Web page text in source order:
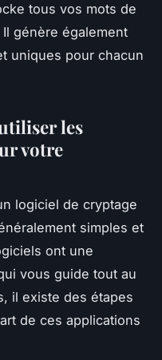
tous vos mots de
génère également
uniques pour chacun
les
votre
logiciel de cryptage
simples et
ont une
vous guide tout au
il existe des étapes
de ces applications